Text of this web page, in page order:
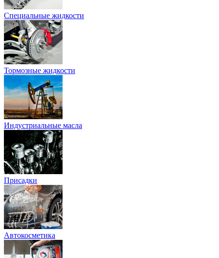
Специальные жидкости
Тормозные жидкости
Индустриальные масла
Присадки
Автокосметика